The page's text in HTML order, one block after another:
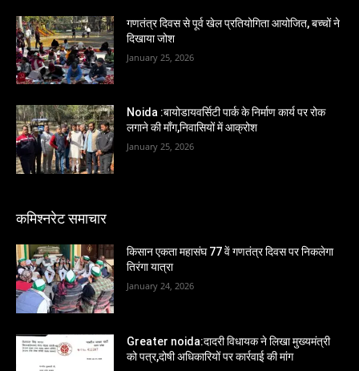
गणतंत्र दिवस से पूर्व खेल प्रतियोगिता आयोजित, बच्चों ने
दिखाया जोश
January 25, 2026
Noida :बायोडायवर्सिटी पार्क के निर्माण कार्य पर रोक
लगाने की माँग,निवासियों में आक्रोश
January 25, 2026
कमिश्नरेट समाचार
किसान एकता महासंघ 77 वें गणतंत्र दिवस पर निकलेगा
तिरंगा यात्रा
January 24, 2026
Greater noida:दादरी विधायक ने लिखा मुख्यमंत्री
को पत्र,दोषी अधिकारियों पर कार्रवाई की मांग